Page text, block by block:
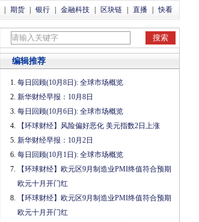
期货 银行 金融科技 区块链 直播 快看
编辑推荐
每日回顾(10月8日): 全球市场概览
新华财经早报：10月8日
每日回顾(10月6日): 全球市场概览
【环球财经】风险偏好恶化 美元指数2日上涨
新华财经早报：10月2日
每日回顾(10月1日): 全球市场概览
【环球财经】欧元区9月制造业PMI终值符合预期
欧元十月开门红
【环球财经】欧元区9月制造业PMI终值符合预期
欧元十月开门红